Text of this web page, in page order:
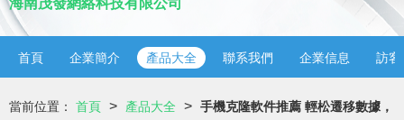
海南茂發網絡科技有限公司
首頁 企業簡介 產品大全 聯系我們 企業信息 訪客
當前位置： 首頁 > 產品大全 > 手機克隆軟件推薦 輕松遷移數據，